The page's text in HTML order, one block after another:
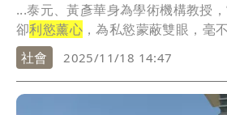
...泰元、黃彥華身為學術機構教授
卻利慾薰心，為私慾蒙蔽雙眼，毫
理，視...
社會 2025/11/18 14:47